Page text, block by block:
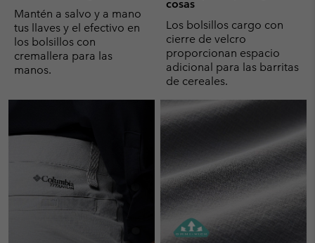
Mantén a salvo y a mano
tus llaves y el efectivo en
los bolsillos con
cremallera para las
manos.
cosas
Los bolsillos cargo con
cierre de velcro
proporcionan espacio
adicional para las barritas
de cereales.